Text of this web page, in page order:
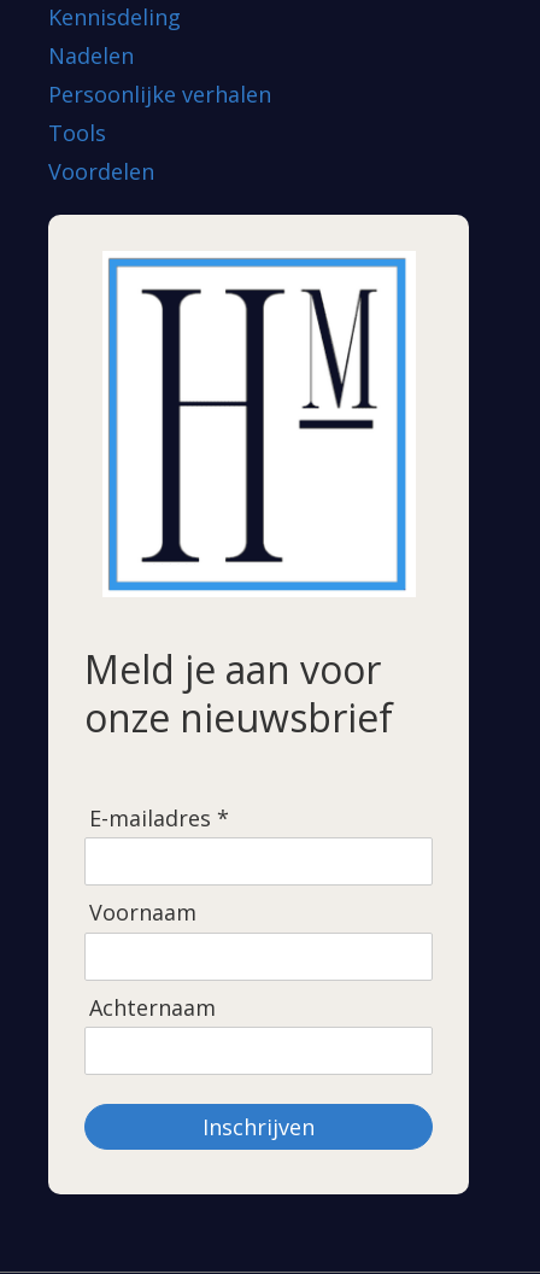
Kennisdeling
Nadelen
Persoonlijke verhalen
Tools
Voordelen
Meld je aan voor
onze nieuwsbrief
E-mailadres *
Voornaam
Achternaam
Inschrijven